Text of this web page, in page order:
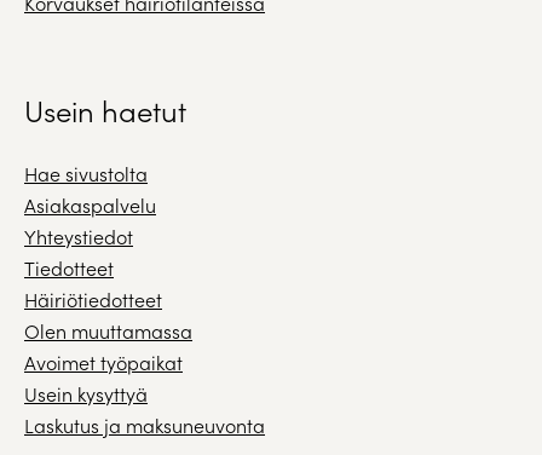
Usein haetut
Hae sivustolta
Asiakaspalvelu
Yhteystiedot
Tiedotteet
Häiriötiedotteet
Olen muuttamassa
Avoimet työpaikat
Usein kysyttyä
Laskutus ja maksuneuvonta